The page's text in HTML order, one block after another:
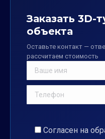
Заказать 3D-
объекта
Оставьте контакт —
рассчитаем стоимость
Согласен на